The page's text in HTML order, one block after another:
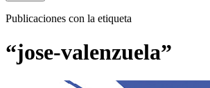
Publicaciones con la etiqueta
“jose-valenzuela”